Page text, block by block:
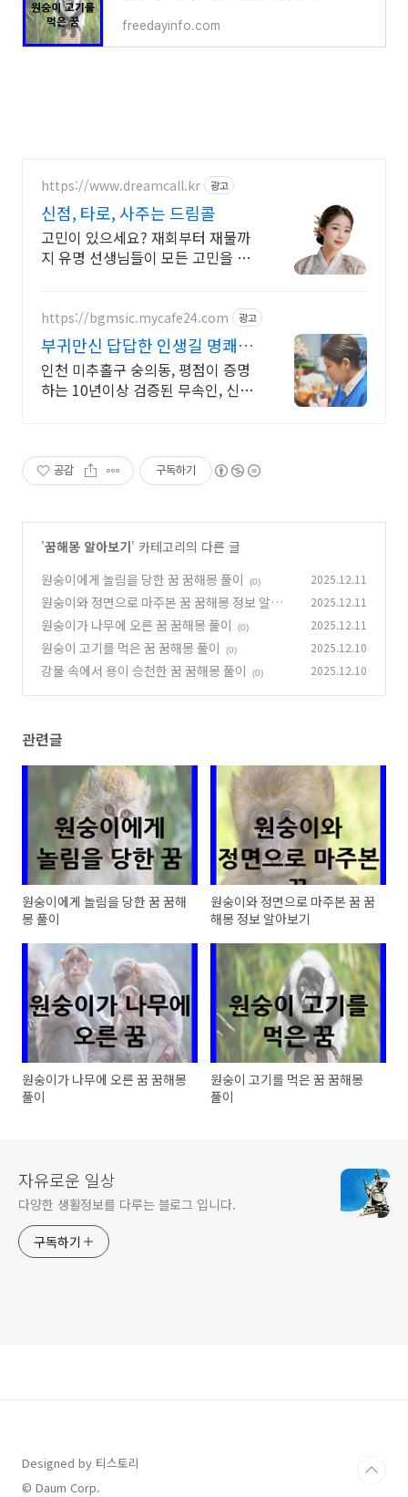
freedayinfo.com
https://www.dreamcall.kr 광고
신점, 타로, 사주는 드림콜
고민이 있으세요? 재회부터 재물까
지 유명 선생님들이 모든 고민을 해
https://bgmsic.mycafe24.com 광고
부귀만신 답답한 인생길 명쾌한
신점
인천 미추홀구 숭의동, 평점이 증명
하는 10년이상 검증된 무속인, 신점
공감 구독하기
'꿈해몽 알아보기' 카테고리의 다른 글
원숭이에게 놀림을 당한 꿈 꿈해몽 풀이
(0) 2025.12.11
원숭이와 정면으로 마주본 꿈 꿈해몽 정보 알아보
기
(0)
2025.12.11
원숭이가 나무에 오른 꿈 꿈해몽 풀이 (0) 2025.12.11
원숭이 고기를 먹은 꿈 꿈해몽 풀이 (0) 2025.12.10
강물 속에서 용이 승천한 꿈 꿈해몽 풀이 (0) 2025.12.10
관련글
원숭이에게 놀림을 당한 꿈 꿈해
몽 풀이
원숭이와 정면으로 마주본 꿈 꿈
해몽 정보 알아보기
원숭이가 나무에 오른 꿈 꿈해몽
풀이
원숭이 고기를 먹은 꿈 꿈해몽
풀이
자유로운 일상
다양한 생활정보를 다루는 블로그 입니다.
구독하기
Designed by 티스토리
© Daum Corp.